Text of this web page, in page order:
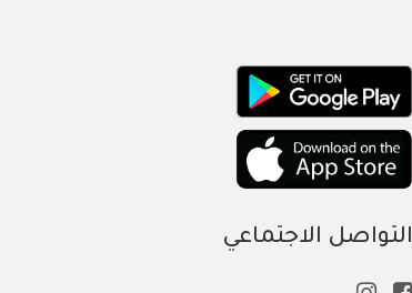
التواصل الاجتماعي